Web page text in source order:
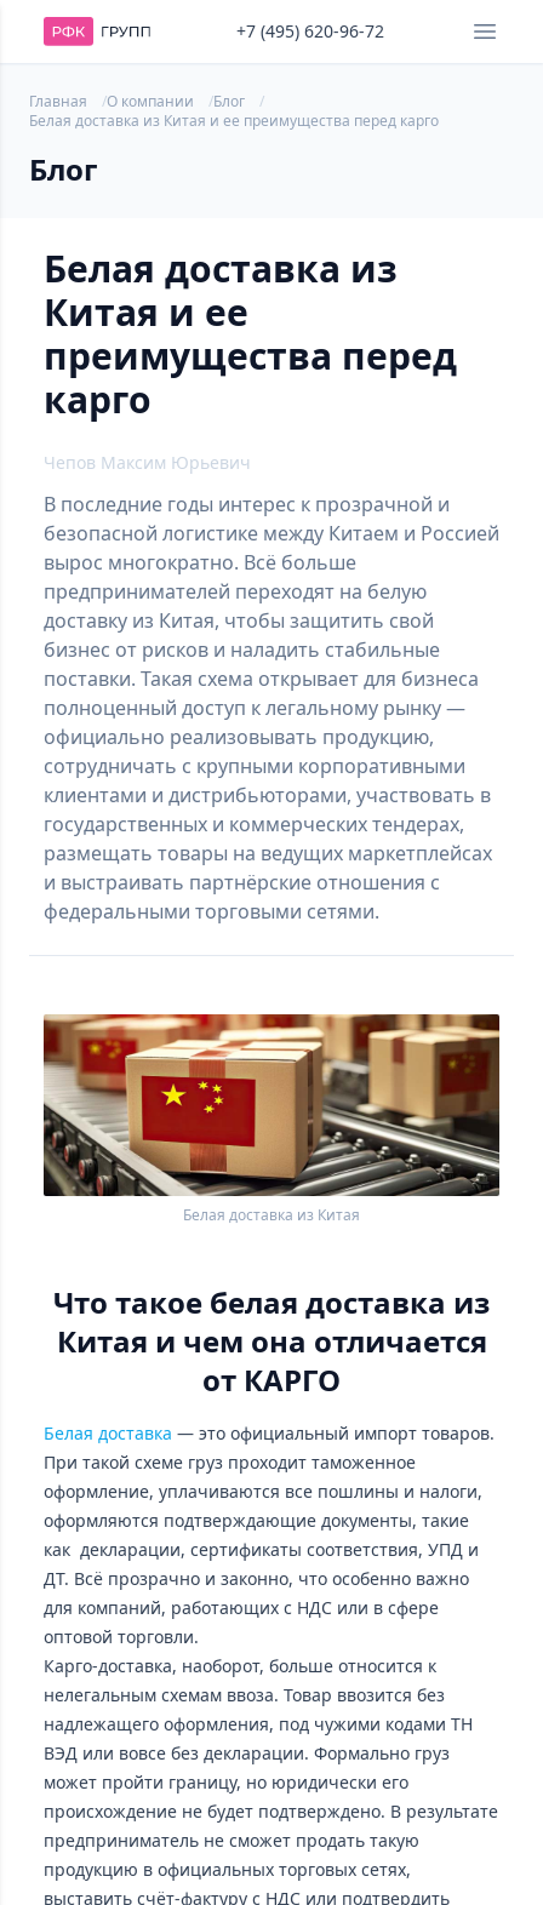
+7 (495) 620-96-72
Главная О компании
Блог
Белая доставка из Китая и ее преимущества перед карго
Блог
Белая доставка из
Китая и ее
преимущества перед
карго
Чепов Максим Юрьевич
В последние годы интерес к прозрачной и
безопасной логистике между Китаем и Россией
вырос многократно. Всё больше
предпринимателей переходят на белую
доставку из Китая, чтобы защитить свой
бизнес от рисков и наладить стабильные
поставки. Такая схема открывает для бизнеса
полноценный доступ к легальному рынку —
официально реализовывать продукцию,
сотрудничать с крупными корпоративными
клиентами и дистрибьюторами, участвовать в
государственных и коммерческих тендерах,
размещать товары на ведущих маркетплейсах
и выстраивать партнёрские отношения с
федеральными торговыми сетями.
Белая доставка из Китая
Что такое белая доставка из
Китая и чем она отличается
от КАРГО
Белая доставка — это официальный импорт товаров.
При такой схеме груз проходит таможенное
оформление, уплачиваются все пошлины и налоги,
оформляются подтверждающие документы, такие
как декларации, сертификаты соответствия, УПД и
ДТ. Всё прозрачно и законно, что особенно важно
для компаний, работающих с НДС или в сфере
оптовой торговли.
Карго-доставка, наоборот, больше относится к
нелегальным схемам ввоза. Товар ввозится без
надлежащего оформления, под чужими кодами ТН
ВЭД или вовсе без декларации. Формально груз
может пройти границу, но юридически его
происхождение не будет подтверждено. В результате
предприниматель не сможет продать такую
продукцию в официальных торговых сетях,
выставить счёт-фактуру с НДС или подтвердить